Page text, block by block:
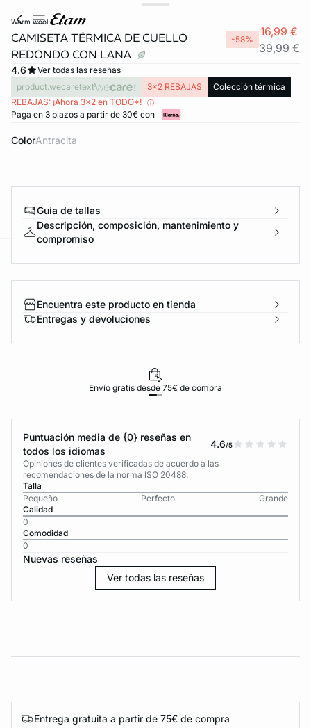
warm wool
CAMISETA TÉRMICA DE CUELLO
REDONDO CON LANA
-58%
16,99 €
39,99 €
4.6
Ver todas las reseñas
product.wecaretext
3x2 REBAJAS
Colección térmica
REBAJAS: ¡Ahora 3x2 en TODO*!
Paga en 3 plazos a partir de 30€ con
Color antracita
Guía de tallas
Descripción, composición, mantenimiento y
compromiso
Encuentra este producto en tienda
Entregas y devoluciones
Envío gratis desde 75€ de compra
Puntuación media de {0} reseñas en
todos los idiomas
4.6/5
Opiniones de clientes verificadas de acuerdo a las
recomendaciones de la norma ISO 20488.
Talla
Pequeño
Perfecto
Grande
Calidad
0
Comodidad
0
Nuevas reseñas
Ver todas las reseñas
Entrega gratuita a partir de 75€ de compra